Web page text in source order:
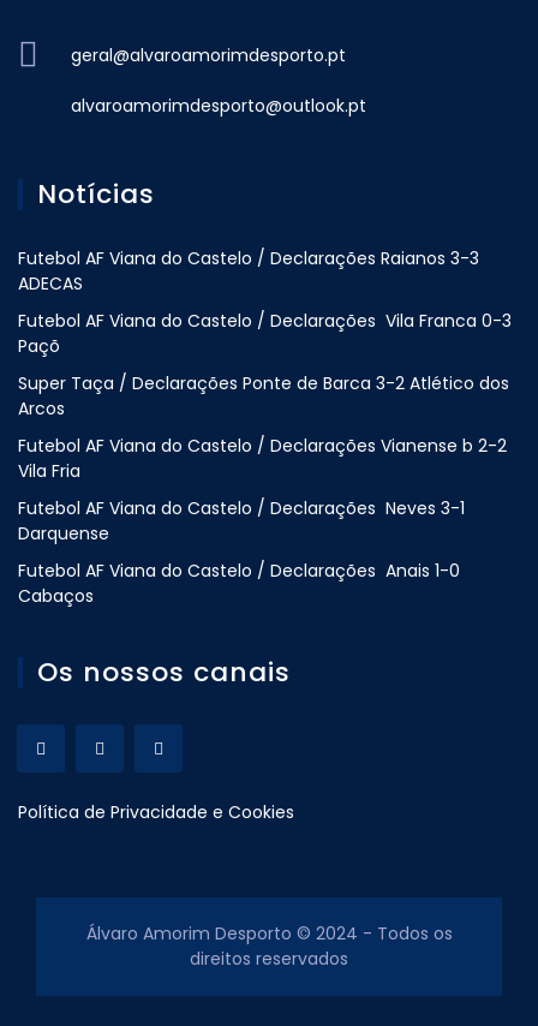
geral@alvaroamorimdesporto.pt
alvaroamorimdesporto@outlook.pt
Notícias
Futebol AF Viana do Castelo / Declarações Raianos 3-3
ADECAS
Futebol AF Viana do Castelo / Declarações Vila Franca 0-3
Paçõ
Super Taça / Declarações Ponte de Barca 3-2 Atlético dos
Arcos
Futebol AF Viana do Castelo / Declarações Vianense b 2-2
Vila Fria
Futebol AF Viana do Castelo / Declarações Neves 3-1
Darquense
Futebol AF Viana do Castelo / Declarações Anais 1-0
Cabaços
Os nossos canais
Política de Privacidade e Cookies
Álvaro Amorim Desporto © 2024 - Todos os
direitos reservados